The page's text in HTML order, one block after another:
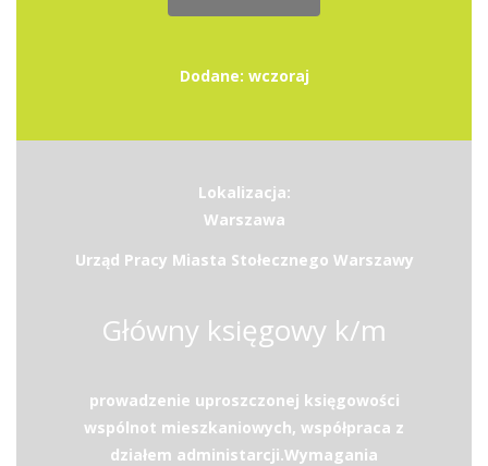
Dodane: wczoraj
Lokalizacja:
Warszawa
Urząd Pracy Miasta Stołecznego Warszawy
Główny księgowy k/m
prowadzenie uproszczonej księgowości
wspólnot mieszkaniowych, współpraca z
działem administarcji.Wymagania